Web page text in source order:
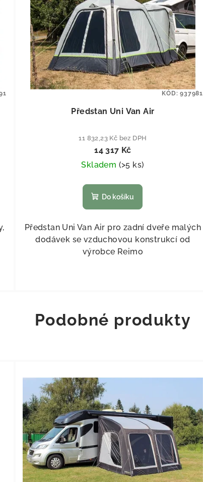
Předstan Uni Van Air
11 832,23 Kč bez DPH
14 317 Kč
Skladem (>5 ks)
Do košíku
Předstan Uni Van Air pro zadní dveře malých
dodávek se vzduchovou konstrukcí od
výrobce Reimo
KÓD:937981
Podobné produkty